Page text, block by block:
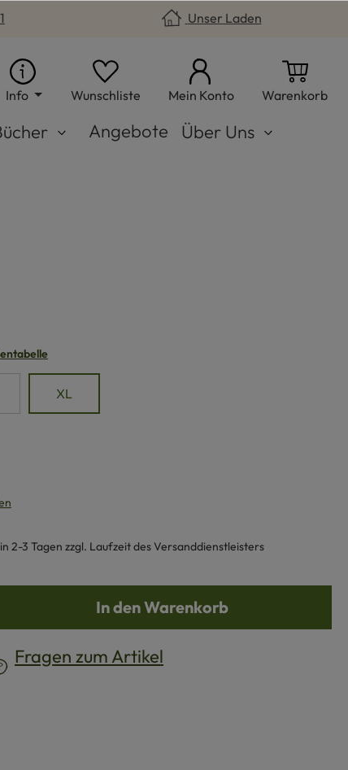
Unser Laden
Info Wunschliste Du hast 0 Produkte auf dem
Mein Konto Warenkorb
Angebote Über Uns
XL
3 Tagen zzgl. Laufzeit des Versanddienstleisters
gewünschten Wert ein oder
In den Warenkorb
Fragen zum Artikel